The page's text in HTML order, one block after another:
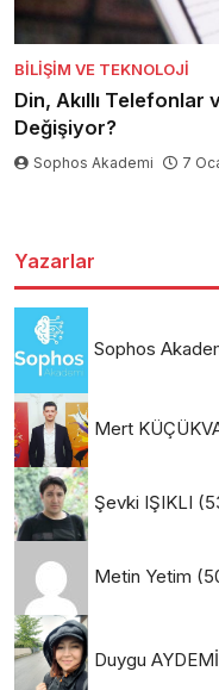
BILIŞIM VE TEKNOLOJI
Din, Akıllı Telefonlar
Değişiyor?
Sophos Akademi 7
Yazarlar
Sophos
Mert
Şevki IŞIKLI
Metin Yetim
Duygu